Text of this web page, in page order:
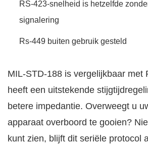
RS-423-snelheid is hetzelfde
signalering
Rs-449 buiten gebruik gesteld
MIL-STD-188 is vergelijkbaar met
heeft een uitstekende
betere impedantie. Overweegt u
apparaat overboord te gooien?
kunt zien, blijft dit seriële protocol